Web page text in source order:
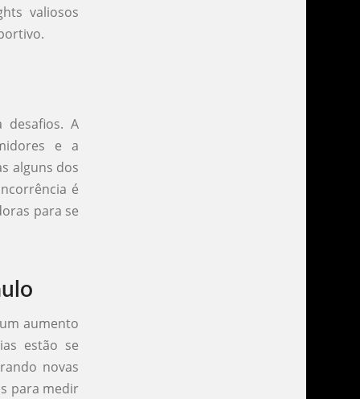
valiosos
desafios. A
e a
alguns dos
é
para se
aumento
estão se
novas
para medir